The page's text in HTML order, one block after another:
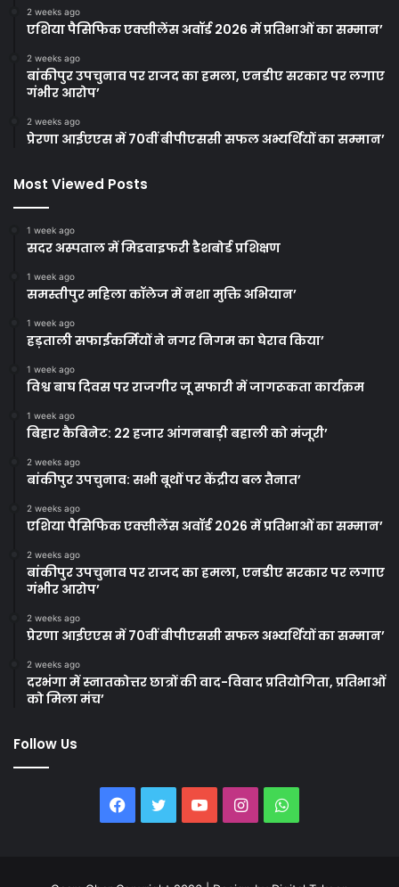
2 weeks ago
एशिया पैसिफिक एक्सीलेंस अवॉर्ड 2026 में प्रतिभाओं का सम्मान’
2 weeks ago
बांकीपुर उपचुनाव पर राजद का हमला, एनडीए सरकार पर लगाए
गंभीर आरोप’
2 weeks ago
प्रेरणा आईएएस में 70वीं बीपीएससी सफल अभ्यर्थियों का सम्मान’
Most Viewed Posts
1 week ago
सदर अस्पताल में मिडवाइफरी डैशबोर्ड प्रशिक्षण
1 week ago
समस्तीपुर महिला कॉलेज में नशा मुक्ति अभियान’
1 week ago
हड़ताली सफाईकर्मियों ने नगर निगम का घेराव किया’
1 week ago
विश्व बाघ दिवस पर राजगीर जू सफारी में जागरूकता कार्यक्रम
1 week ago
बिहार कैबिनेट: 22 हजार आंगनबाड़ी बहाली को मंजूरी’
2 weeks ago
बांकीपुर उपचुनाव: सभी बूथों पर केंद्रीय बल तैनात’
2 weeks ago
एशिया पैसिफिक एक्सीलेंस अवॉर्ड 2026 में प्रतिभाओं का सम्मान’
2 weeks ago
बांकीपुर उपचुनाव पर राजद का हमला, एनडीए सरकार पर लगाए
गंभीर आरोप’
2 weeks ago
प्रेरणा आईएएस में 70वीं बीपीएससी सफल अभ्यर्थियों का सम्मान’
2 weeks ago
दरभंगा में स्नातकोत्तर छात्रों की वाद-विवाद प्रतियोगिता, प्रतिभाओं
को मिला मंच’
Follow Us
Facebook
TwitterYouTubeInstagramWhatsApp